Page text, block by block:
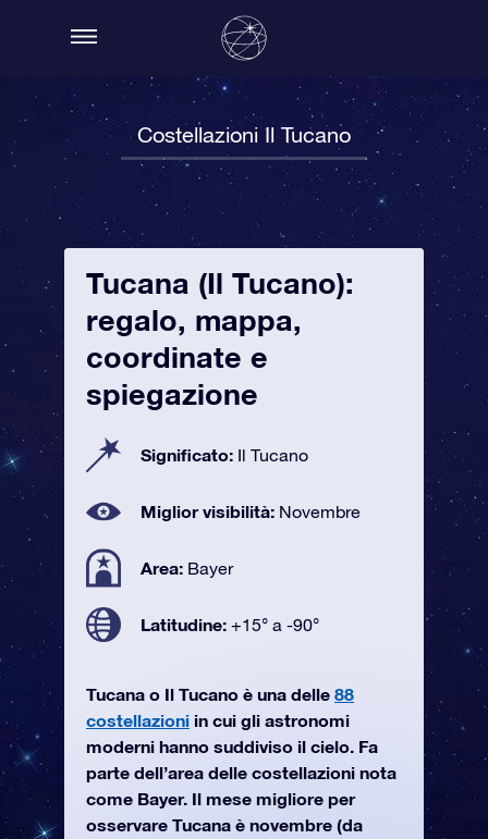
Costellazioni Il Tucano
Tucana (Il Tucano):
regalo, mappa,
coordinate e
spiegazione
Significato: Il Tucano
Miglior visibilità: Novembre
Area: Bayer
Latitudine: +15° a -90°
Tucana o Il Tucano è una delle 88
costellazioni in cui gli astronomi
moderni hanno suddiviso il cielo. Fa
parte dell’area delle costellazioni nota
come Bayer. Il mese migliore per
osservare Tucana è novembre (da